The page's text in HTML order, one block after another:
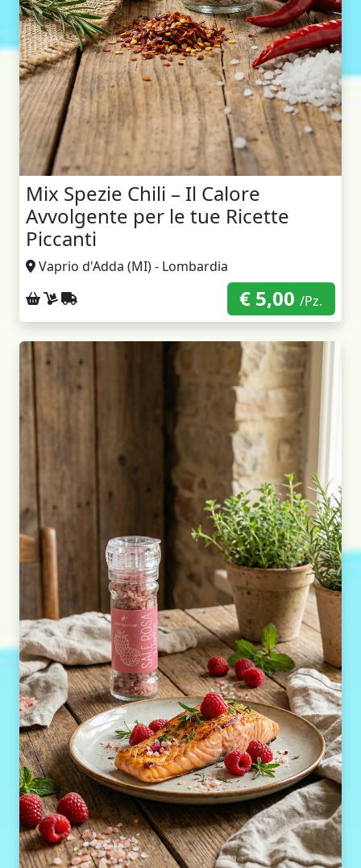
Mix Spezie Chili – Il Calore
Avvolgente per le tue Ricette
Piccanti
Vaprio d'Adda (MI) - Lombardia
Ritiro sul posto
Consegna a domicilio
Spedizione con corriere € 5,00/Pz.